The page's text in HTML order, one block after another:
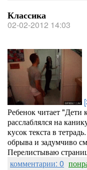
Классика
02-02-2012 14:03
Ребенок читает "Дети
расслаблялся на
кусок текста в
обрыва и задумчиво
Перелистываю
комментарии: 0